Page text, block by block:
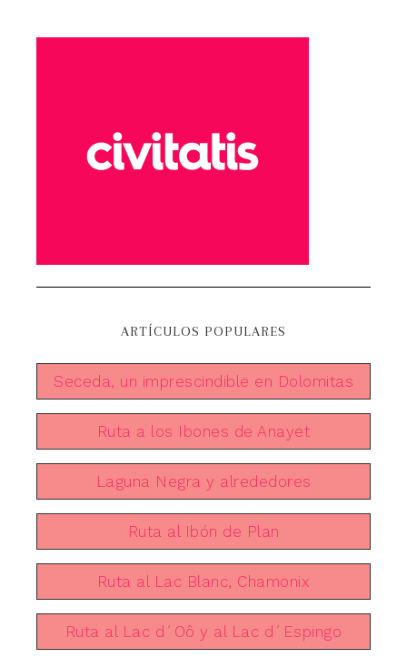
ARTÍCULOS POPULARES
Seceda, un imprescindible en Dolomitas
Ruta a los Ibones de Anayet
Laguna Negra y alrededores
Ruta al Ibón de Plan
Ruta al Lac Blanc, Chamonix
Ruta al Lac d´Oô y al Lac d´Espingo